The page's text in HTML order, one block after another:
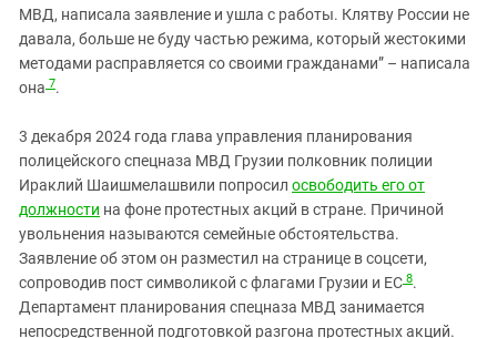
МВД, написала заявление и ушла с работы. Клятву России не
давала, больше не буду частью режима, который жестокими
методами расправляется со своими гражданами” – написала
она 7.
3 декабря 2024 года глава управления планирования
полицейского спецназа МВД Грузии полковник полиции
Ираклий Шаишмелашвили попросил освободить его от
должности на фоне протестных акций в стране. Причиной
увольнения называются семейные обстоятельства.
Заявление об этом он разместил на странице в соцсети,
сопроводив пост символикой с флагами Грузии и ЕС 8.
Департамент планирования спецназа МВД занимается
непосредственной подготовкой разгона протестных акций.